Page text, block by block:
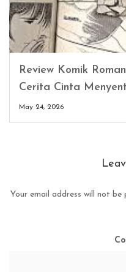
Review Komik
Cerita Cinta
May 24, 2026
Your email address will not be